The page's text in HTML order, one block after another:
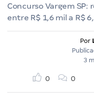
Concurso Vargem SP:
entre R$ 1,6 mil a R$
Por
3
0 0